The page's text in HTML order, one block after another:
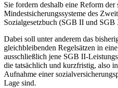
Sie fordern deshalb eine Reform der
Mindestsicherungssysteme des
Sozialgesetzbuch (SGB II und
Dabei soll unter anderem das
gleichbleibenden Regelsätzen in
ausschließlich jene SGB II-
die tatsächlich und kurzfristig, also
Aufnahme einer
Lage sind.